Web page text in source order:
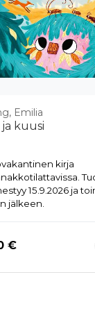
Emilia
ja kuusi
kirja
15.9.2026 ja
jälkeen.
nyt
€